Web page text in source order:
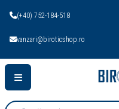
(+40) 752-184-518
vanzari@biroticshop.ro